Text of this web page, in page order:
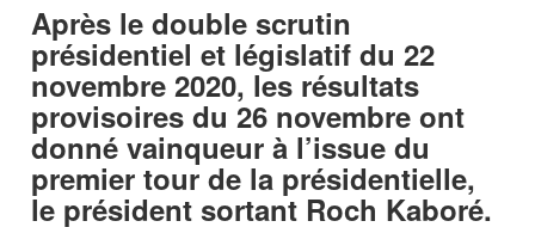
Après le double scrutin
présidentiel et législatif du 22
novembre 2020, les résultats
provisoires du 26 novembre ont
donné vainqueur à l’issue du
premier tour de la présidentielle,
le président sortant Roch Kaboré.